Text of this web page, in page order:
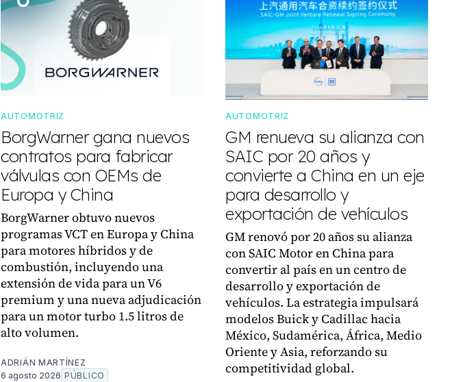
AUTOMOTRIZ
BorgWarner gana nuevos
contratos para fabricar
válvulas con OEMs de
Europa y China
BorgWarner obtuvo nuevos
programas VCT en Europa y China
para motores híbridos y de
combustión, incluyendo una
extensión de vida para un V6
premium y una nueva adjudicación
para un motor turbo 1.5 litros de
alto volumen.
ADRIÁN MARTÍNEZ
6 agosto 2026 PÚBLICO
AUTOMOTRIZ
GM renueva su alianza con
SAIC por 20 años y
convierte a China en un eje
para desarrollo y
exportación de vehículos
GM renovó por 20 años su alianza
con SAIC Motor en China para
convertir al país en un centro de
desarrollo y exportación de
vehículos. La estrategia impulsará
modelos Buick y Cadillac hacia
México, Sudamérica, África, Medio
Oriente y Asia, reforzando su
competitividad global.